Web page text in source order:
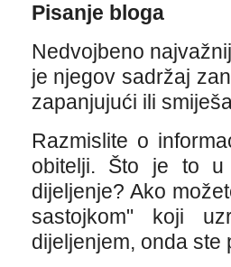
Pisanje bloga
Nedvojbeno
je njegov sadržaj
zapanjujući ili
Razmislite o
obitelji. Što je to u
dijeljenje? Ako
sastojkom" koji
dijeljenjem, onda ste